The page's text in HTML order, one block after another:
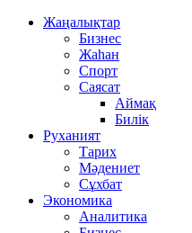
Жаңалықтар
Бизнес
Жаһан
Спорт
Саясат
Аймақ
Билік
Руханият
Тарих
Мәдениет
Сұхбат
Экономика
Аналитика